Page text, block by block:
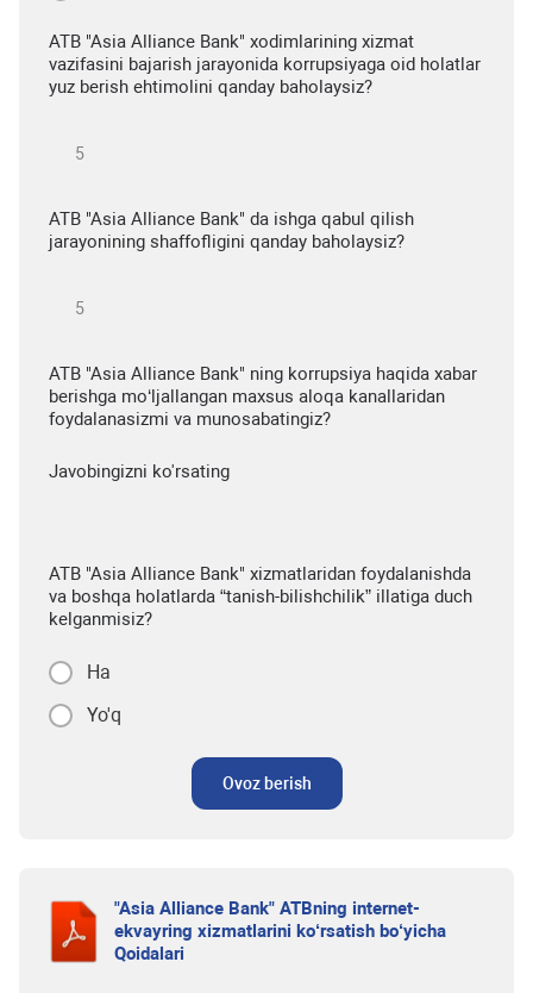
ATB "Asia Alliance Bank" xodimlarining xizmat
vazifasini bajarish jarayonida korrupsiyaga oid holatlar
yuz berish ehtimolini qanday baholaysiz?
ATB "Asia Alliance Bank" da ishga qabul qilish
jarayonining shaffofligini qanday baholaysiz?
ATB "Asia Alliance Bank" ning korrupsiya haqida xabar
berishga mo‘ljallangan maxsus aloqa kanallaridan
foydalanasizmi va munosabatingiz?
Javobingizni ko'rsating
ATB "Asia Alliance Bank" xizmatlaridan foydalanishda
va boshqa holatlarda “tanish-bilishchilik” illatiga duch
kelganmisiz?
Ha
Yo'q
Ovoz berish
"Asia Alliance Bank" ATBning internet-
ekvayring xizmatlarini ko‘rsatish bo‘yicha
Qoidalari